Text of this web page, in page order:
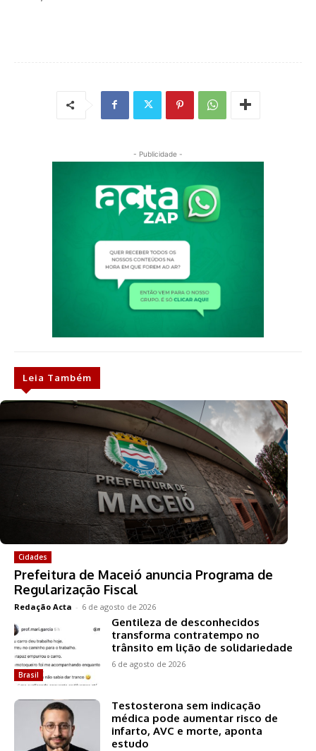
- Publicidade -
Leia Também
Cidades
Prefeitura de Maceió anuncia Programa de
Regularização Fiscal
Redação Acta - 6 de agosto de 2026
Brasil
Gentileza de desconhecidos
transforma contratempo no
trânsito em lição de solidariedade
6 de agosto de 2026
Testosterona sem indicação
médica pode aumentar risco de
infarto, AVC e morte, aponta
estudo